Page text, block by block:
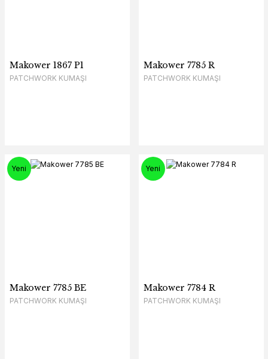
Makower 1867 P1
PATCHWORK KUMAŞI
Makower 7785 R
PATCHWORK KUMAŞI
Yeni
Makower 7785 BE
PATCHWORK KUMAŞI
Yeni
Makower 7784 R
PATCHWORK KUMAŞI